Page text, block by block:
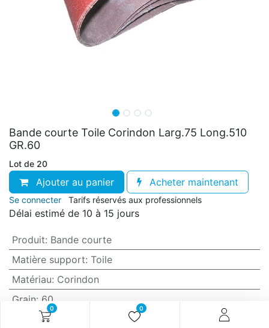
0 0
Bande courte Toile Corindon Larg.75 Long.510
GR.60
Lot de 20
Ajouter au panier Acheter maintenant
Se connecter Tarifs réservés aux professionnels
Délai estimé de 10 à 15 jours
Produit: Bande courte
Matière support: Toile
Matériau: Corindon
Grain: 60
Anti-encrassement
Non (standard)